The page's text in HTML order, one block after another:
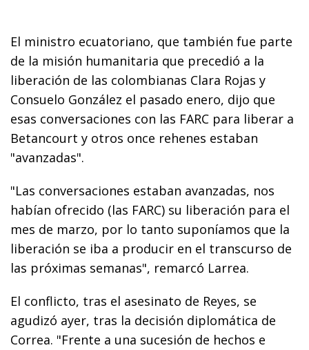
El ministro ecuatoriano, que también fue parte
de la misión humanitaria que precedió a la
liberación de las colombianas Clara Rojas y
Consuelo González el pasado enero, dijo que
esas conversaciones con las FARC para liberar a
Betancourt y otros once rehenes estaban
"avanzadas".
"Las conversaciones estaban avanzadas, nos
habían ofrecido (las FARC) su liberación para el
mes de marzo, por lo tanto suponíamos que la
liberación se iba a producir en el transcurso de
las próximas semanas", remarcó Larrea.
El conflicto, tras el asesinato de Reyes, se
agudizó ayer, tras la decisión diplomática de
Correa. "Frente a una sucesión de hechos e